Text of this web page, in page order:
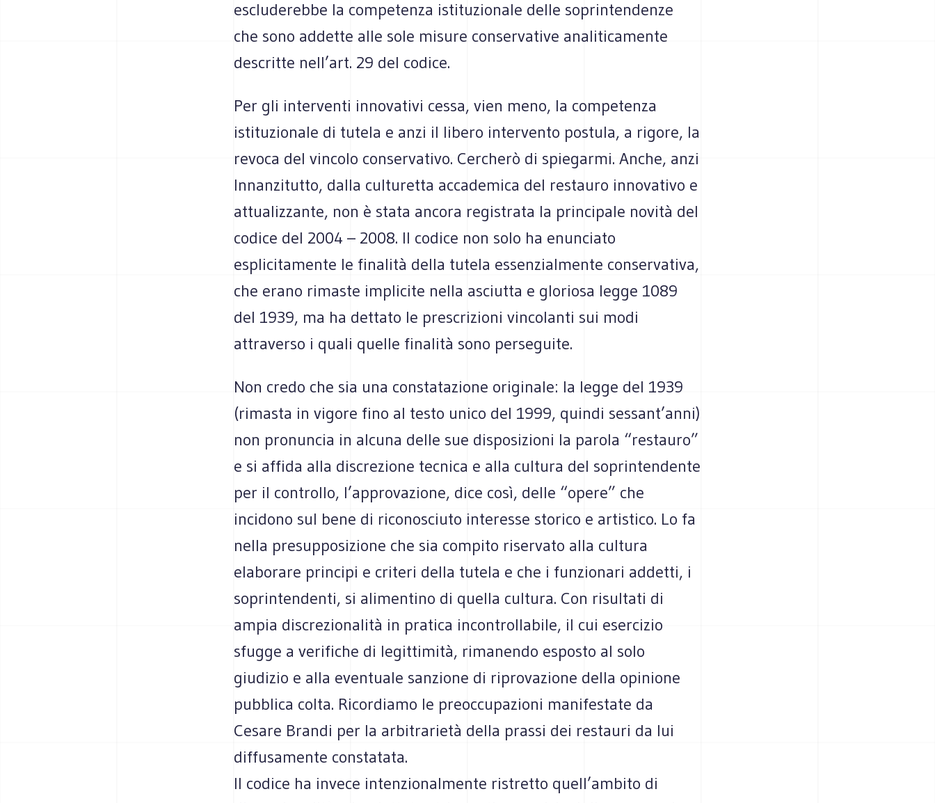
escluderebbe la competenza istituzionale delle soprintendenze
che sono addette alle sole misure conservative analiticamente
descritte nell’art. 29 del codice.
Per gli interventi innovativi cessa, vien meno, la competenza
istituzionale di tutela e anzi il libero intervento postula, a rigore, la
revoca del vincolo conservativo. Cercherò di spiegarmi. Anche, anzi
Innanzitutto, dalla culturetta accademica del restauro innovativo e
attualizzante, non è stata ancora registrata la principale novità del
codice del 2004 – 2008. Il codice non solo ha enunciato
esplicitamente le finalità della tutela essenzialmente conservativa,
che erano rimaste implicite nella asciutta e gloriosa legge 1089
del 1939, ma ha dettato le prescrizioni vincolanti sui modi
attraverso i quali quelle finalità sono perseguite.
Non credo che sia una constatazione originale: la legge del 1939
(rimasta in vigore fino al testo unico del 1999, quindi sessant’anni)
non pronuncia in alcuna delle sue disposizioni la parola “restauro”
e si affida alla discrezione tecnica e alla cultura del soprintendente
per il controllo, l’approvazione, dice così, delle “opere” che
incidono sul bene di riconosciuto interesse storico e artistico. Lo fa
nella presupposizione che sia compito riservato alla cultura
elaborare principi e criteri della tutela e che i funzionari addetti, i
soprintendenti, si alimentino di quella cultura. Con risultati di
ampia discrezionalità in pratica incontrollabile, il cui esercizio
sfugge a verifiche di legittimità, rimanendo esposto al solo
giudizio e alla eventuale sanzione di riprovazione della opinione
pubblica colta. Ricordiamo le preoccupazioni manifestate da
Cesare Brandi per la arbitrarietà della prassi dei restauri da lui
diffusamente constatata.
Il codice ha invece intenzionalmente ristretto quell’ambito di